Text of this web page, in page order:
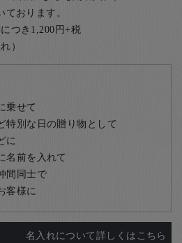
おります。
つき1,200円+税
）
乗せて
特別な日の贈り物として
に
名前を入れて
間同士で
客様に
名入れについて詳しくはこちら